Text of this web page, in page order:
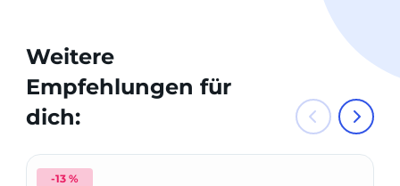
Weitere
Empfehlungen für
dich:
-13 %